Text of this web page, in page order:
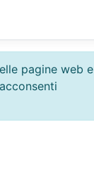
pagine web e